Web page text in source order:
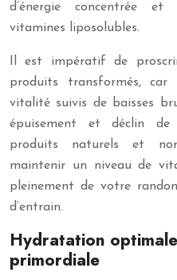
d’énergie concentrée
vitamines liposolubles.
Il est impératif de
produits transformés,
vitalité suivis de baisses
épuisement et déclin de
produits naturels et
maintenir un niveau de
pleinement de votre
d’entrain.
Hydratation
primordiale